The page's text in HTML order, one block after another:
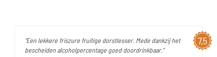
7,5
"Een lekkere friszure fruitige dorstlesser. Mede dankzij het
bescheiden alcoholpercentage goed doordrinkbaar."